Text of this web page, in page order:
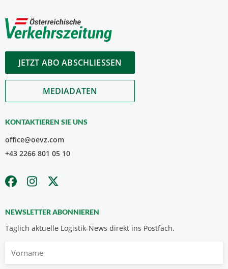
JETZT ABO ABSCHLIESSEN
MEDIADATEN
KONTAKTIEREN SIE UNS
office@oevz.com
+43 2266 801 05 10
NEWSLETTER ABONNIEREN
Täglich aktuelle Logistik-News direkt ins Postfach.